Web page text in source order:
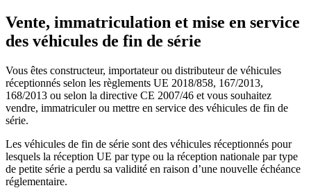
Vente, immatriculation et mise en service
des véhicules de fin de série
Vous êtes constructeur, importateur ou distributeur de véhicules
réceptionnés selon les règlements UE 2018/858, 167/2013,
168/2013 ou selon la directive CE 2007/46 et vous souhaitez
vendre, immatriculer ou mettre en service des véhicules de fin de
série.
Les véhicules de fin de série sont des véhicules réceptionnés pour
lesquels la réception UE par type ou la réception nationale par type
de petite série a perdu sa validité en raison d’une nouvelle échéance
réglementaire.